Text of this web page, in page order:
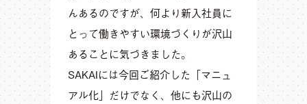
んあるのですが、何より新入社員に
とって働きやすい環境づくりが沢山
あることに気づきました。
SAKAIには今回ご紹介した「マニュ
アル化」だけでなく、他にも沢山の